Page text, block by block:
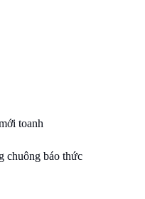
toanh
chuông báo thức